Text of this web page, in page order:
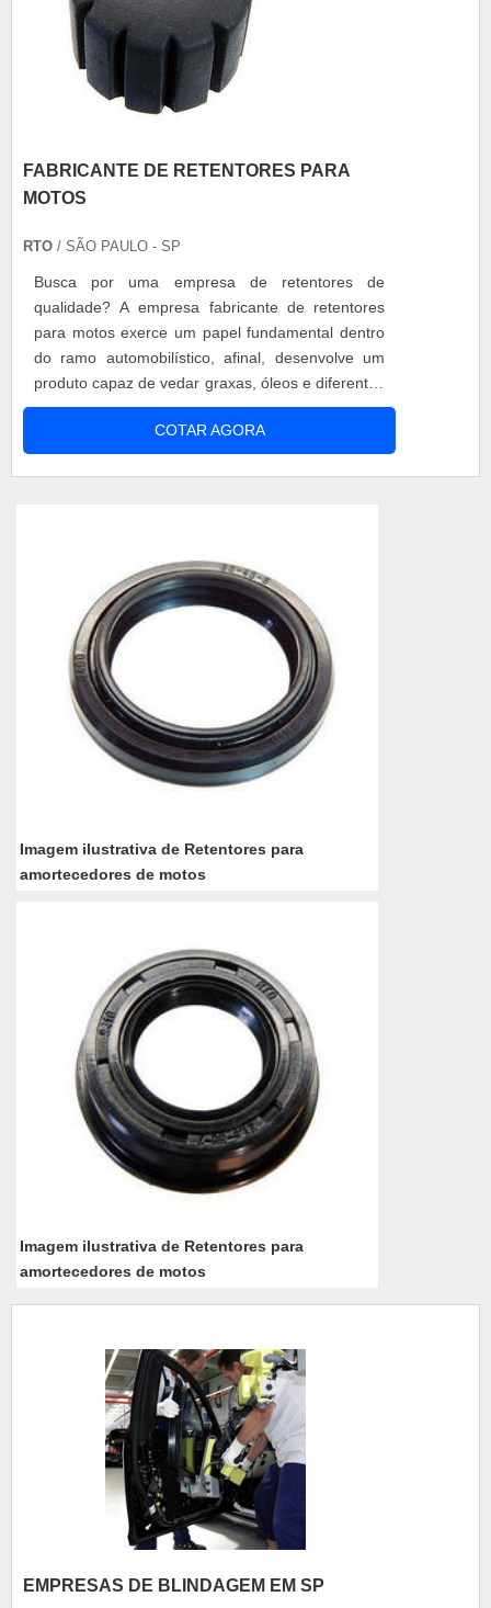
FABRICANTE DE RETENTORES PARA
MOTOS
RTO / SÃO PAULO - SP
Busca por uma empresa de retentores de
qualidade? A empresa fabricante de retentores
para motos exerce um papel fundamental dentro
do ramo automobilístico, afinal, desenvolve um
produto capaz de vedar graxas, óleos e diferentes
fluidos no sistema de movimento rotativo, além de
impedir a entrada de impurezas. Especificações
técnicas O produto desenvolvido pela empresa
COTAR AGORA
Imagem ilustrativa de Retentores para
amortecedores de motos
Imagem ilustrativa de Retentores para
amortecedores de motos
EMPRESAS DE BLINDAGEM EM SP